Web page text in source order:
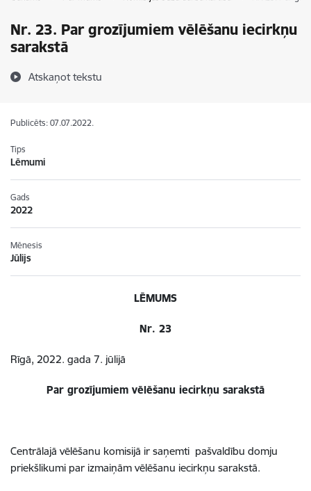
Nr. 23. Par grozījumiem vēlēšanu iecirkņu
sarakstā
Atskaņot tekstu
Publicēts: 07.07.2022.
Tips
Lēmumi
Gads
2022
Mēnesis
Jūlijs
LĒMUMS
Nr. 23
Rīgā, 2022. gada 7. jūlijā
Par grozījumiem vēlēšanu iecirkņu sarakstā
Centrālajā vēlēšanu komisijā ir saņemti pašvaldību domju
priekšlikumi par izmaiņām vēlēšanu iecirkņu sarakstā.